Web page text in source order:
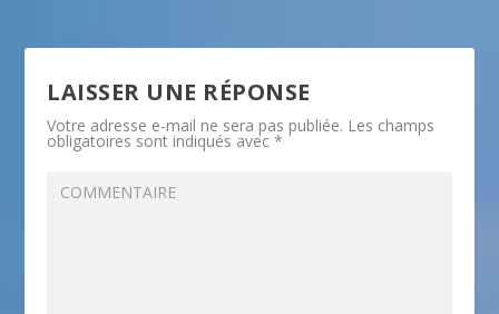
LAISSER UNE RÉPONSE
Votre adresse e-mail ne sera pas publiée. Les champs
obligatoires sont indiqués avec*